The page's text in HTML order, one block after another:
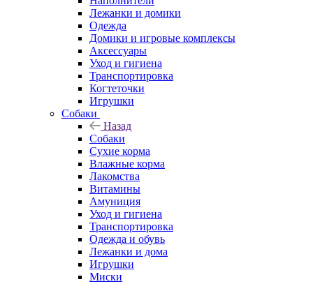
Лежанки и домики
Одежда
Домики и игровые комплексы
Аксессуары
Уход и гигиена
Транспортировка
Когтеточки
Игрушки
Собаки
Назад
Собаки
Сухие корма
Влажные корма
Лакомства
Витамины
Амуниция
Уход и гигиена
Транспортировка
Одежда и обувь
Лежанки и дома
Игрушки
Миски